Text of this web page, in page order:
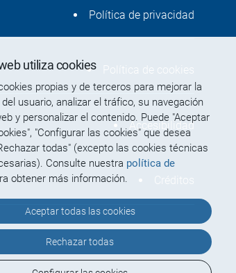
Política de privacidad
Política de cookies
Accesibilidad
Créditos
utiliza cookies
propias y de terceros para mejorar la
usuario, analizar el tráfico, su navegación
y personalizar el contenido. Puede "Aceptar
"Configurar las cookies" que desea
todas" (excepto las cookies técnicas
Consulte nuestra política de
obtener más información.
Aceptar todas las cookies
Rechazar todas